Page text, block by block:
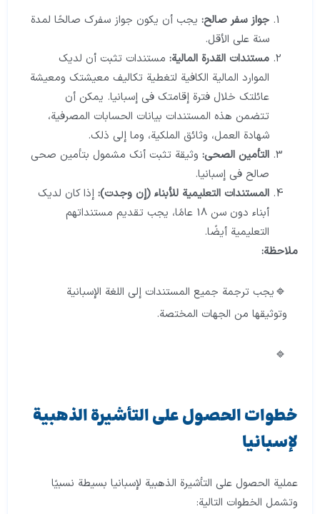
جواز سفر صالح: يجب أن يكون جواز سفرك صالحًا لمدة
سنة على الأقل.
مستندات القدرة المالية: مستندات تثبت أن لديك
الموارد المالية الكافية لتغطية تكاليف معيشتك ومعيشة
عائلتك خلال فترة إقامتك في إسبانيا. يمكن أن
تتضمن هذه المستندات بيانات الحسابات المصرفية،
شهادة العمل، وثائق الملكية، وما إلى ذلك.
التأمين الصحي: وثيقة تثبت أنك مشمول بتأمين صحي
صالح في إسبانيا.
المستندات التعليمية للأبناء (إن وجدت): إذا كان لديك
أبناء دون سن 18 عامًا، يجب تقديم مستنداتهم
التعليمية أيضًا.
ملاحظة:
يجب ترجمة جميع المستندات إلى اللغة الإسبانية
وتوثيقها من الجهات المختصة.
خطوات الحصول على التأشيرة الذهبية
لإسبانيا
عملية الحصول على التأشيرة الذهبية لإسبانيا بسيطة نسبيًا
وتشمل الخطوات التالية: